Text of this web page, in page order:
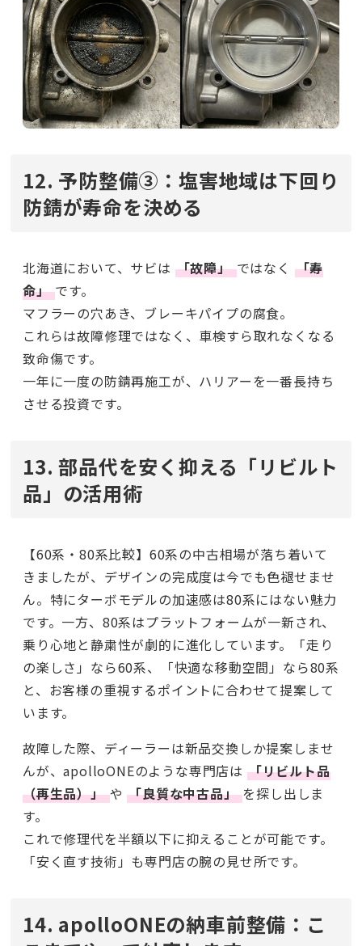
12. 予防整備③：塩害地域は下回り
防錆が寿命を決める
北海道において、サビは 「故障」ではなく 「寿
命」です。
マフラーの穴あき、ブレーキパイプの腐食。
これらは故障修理ではなく、車検すら取れなくなる
致命傷です。
一年に一度の防錆再施工が、ハリアーを一番長持ち
させる投資です。
13. 部品代を安く抑える「リビルト
品」の活用術
【60系・80系比較】60系の中古相場が落ち着いて
きましたが、デザインの完成度は今でも色褪せませ
ん。特にターボモデルの加速感は80系にはない魅力
です。一方、80系はプラットフォームが一新され、
乗り心地と静粛性が劇的に進化しています。「走り
の楽しさ」なら60系、「快適な移動空間」なら80系
と、お客様の重視するポイントに合わせて提案して
います。
故障した際、ディーラーは新品交換しか提案しませ
んが、apolloONEのような専門店は 「リビルト品
（再生品）」や「良質な中古品」を探し出しま
す。
これで修理代を半額以下に抑えることが可能です。
「安く直す技術」も専門店の腕の見せ所です。
14. apolloONEの納車前整備：こ